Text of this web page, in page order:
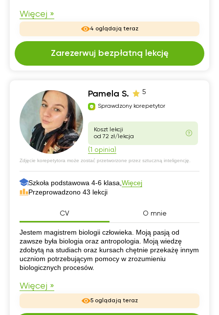
Więcej »
4 oglądają teraz
Zarezerwuj bezpłatną lekcję
Pamela S. 5
Sprawdzony korepetytor
Koszt lekcji
od 72 zł/lekcja
(1 opinia)
Zdjęcie korepetytora może zostać przetworzone przez sztuczną inteligencję.
Szkoła podstawowa 4-6 klasa, Więcej
Przeprowadzono 43 lekcji
CV O mnie
CV
Jestem magistrem biologii człowieka. Moją pasją od
zawsze była biologia oraz antropologia. Moją wiedzę
zdobytą na studiach oraz kursach chętnie przekażę innym
uczniom potrzebującym pomocy w zrozumieniu
biologicznych procesów.
Więcej »
5 oglądają teraz